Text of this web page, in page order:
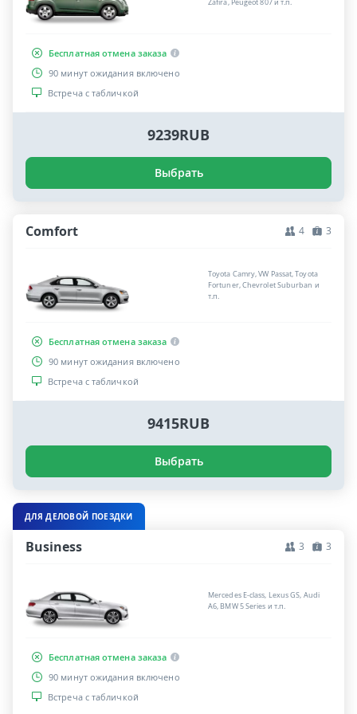
Zafira, Peugeot 807 и т.п.
Бесплатная отмена заказа
90 минут ожидания включено
Встреча с табличкой
9239RUB
Выбрать
Comfort 4 3
Toyota Camry, VW Passat, Toyota
Fortuner, Chevrolet Suburban и
т.п.
Бесплатная отмена заказа
90 минут ожидания включено
Встреча с табличкой
9415RUB
Выбрать
ДЛЯ ДЕЛОВОЙ ПОЕЗДКИ
Business 3 3
Mercedes E-class, Lexus GS, Audi
A6, BMW 5 Series и т.п.
Бесплатная отмена заказа
90 минут ожидания включено
Встреча с табличкой